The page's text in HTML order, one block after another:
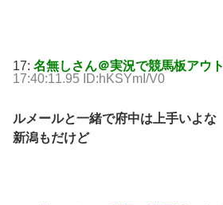
17: 名無しさん＠実況で競馬板アウト
17:40:11.95 ID:hKSYmI/V0
ルメールと一緒で府中は上手いよな
新潟もだけど